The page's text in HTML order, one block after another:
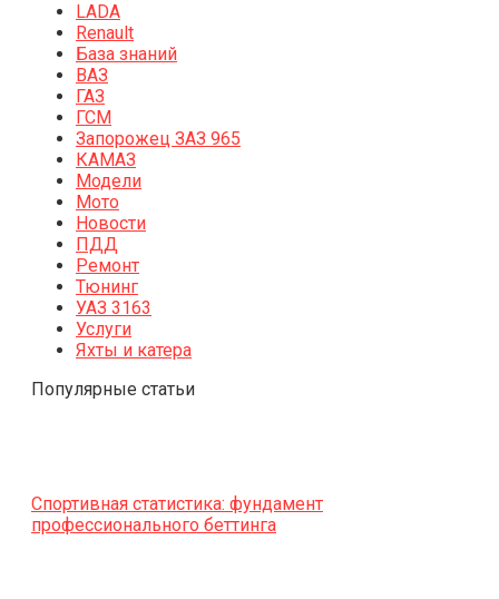
LADA
Renault
База знаний
ВАЗ
ГАЗ
ГСМ
Запорожец ЗАЗ 965
КАМАЗ
Модели
Мото
Новости
ПДД
Ремонт
Тюнинг
УАЗ 3163
Услуги
Яхты и катера
Популярные статьи
Спортивная статистика: фундамент
профессионального беттинга